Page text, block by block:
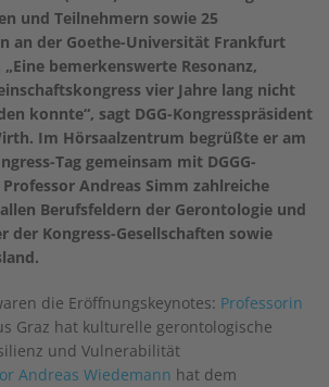
und Teilnehmern sowie 25
an der Goethe-Universität Frankfurt
bemerkenswerte Resonanz,
vier Jahre lang nicht
konnte“, sagt DGG-Kongresspräsident
Im Hörsaalzentrum begrüßte er am
Tag gemeinsam mit DGGG-
Andreas Simm zahlreiche
Berufsfeldern der Gerontologie und
der Kongress-Gesellschaften sowie
die Eröffnungskeynotes: Professorin
Graz hat kulturelle gerontologische
und Vulnerabilität
Andreas Wiedemann hat dem